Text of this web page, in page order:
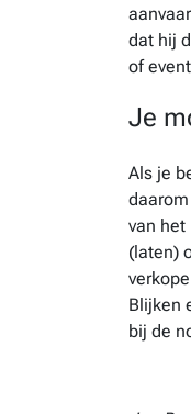
dat hij
of
Je
Als je
van het
(laten)
Blijken
bij de